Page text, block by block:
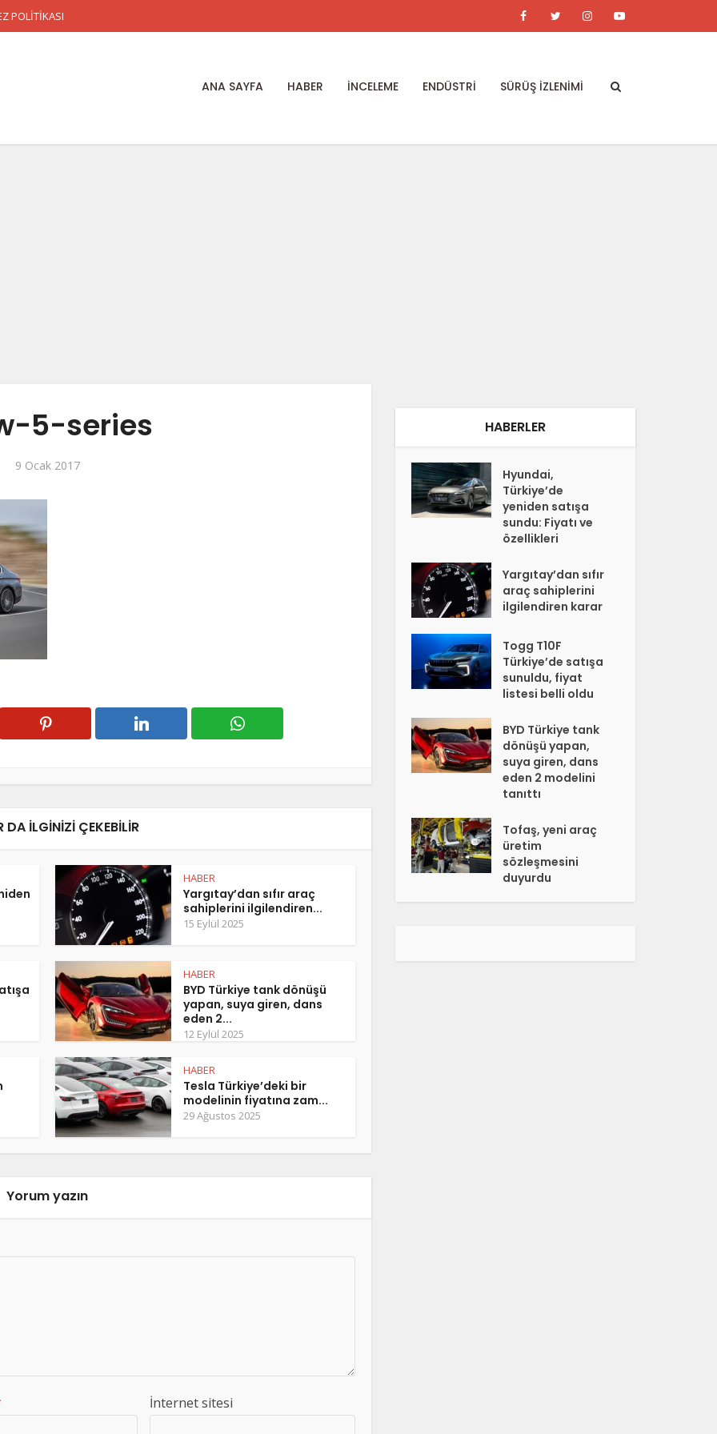
POLİTİKASI
ANA SAYFA HABER İNCELEME ENDÜSTRİ SÜRÜŞ İZLENİMİ
5-series
9 Ocak 2017
DA ILGINIZI ÇEKEBILIR
HABER
Yargıtay’dan sıfır araç
sahiplerini ilgilendiren...
15 Eylül 2025
HABER
BYD Türkiye tank dönüşü
yapan, suya giren, dans
eden 2...
12 Eylül 2025
HABER
Tesla Türkiye’deki bir
modelinin fiyatına zam...
29 Ağustos 2025
Yorum yazın
İnternet sitesi
HABERLER
Hyundai,
Türkiye’de
yeniden satışa
sundu: Fiyatı ve
özellikleri
Yargıtay’dan sıfır
araç sahiplerini
ilgilendiren karar
Togg T10F
Türkiye’de satışa
sunuldu, fiyat
listesi belli oldu
BYD Türkiye tank
dönüşü yapan,
suya giren, dans
eden 2 modelini
tanıttı
Tofaş, yeni araç
üretim
sözleşmesini
duyurdu